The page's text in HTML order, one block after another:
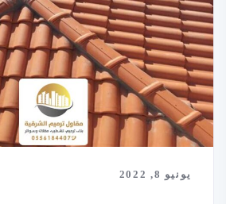
يونيو 8, 2022